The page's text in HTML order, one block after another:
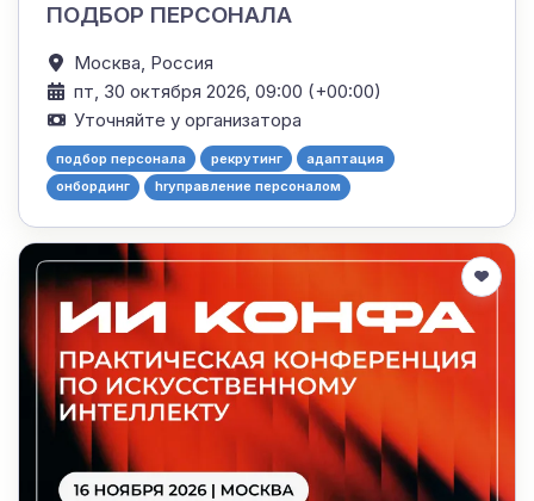
ПОДБОР ПЕРСОНАЛА
Москва, Россия
пт, 30 октября 2026, 09:00 (+00:00)
Уточняйте у организатора
подбор персонала рекрутинг
адаптация
онбординг
hrуправление персоналом